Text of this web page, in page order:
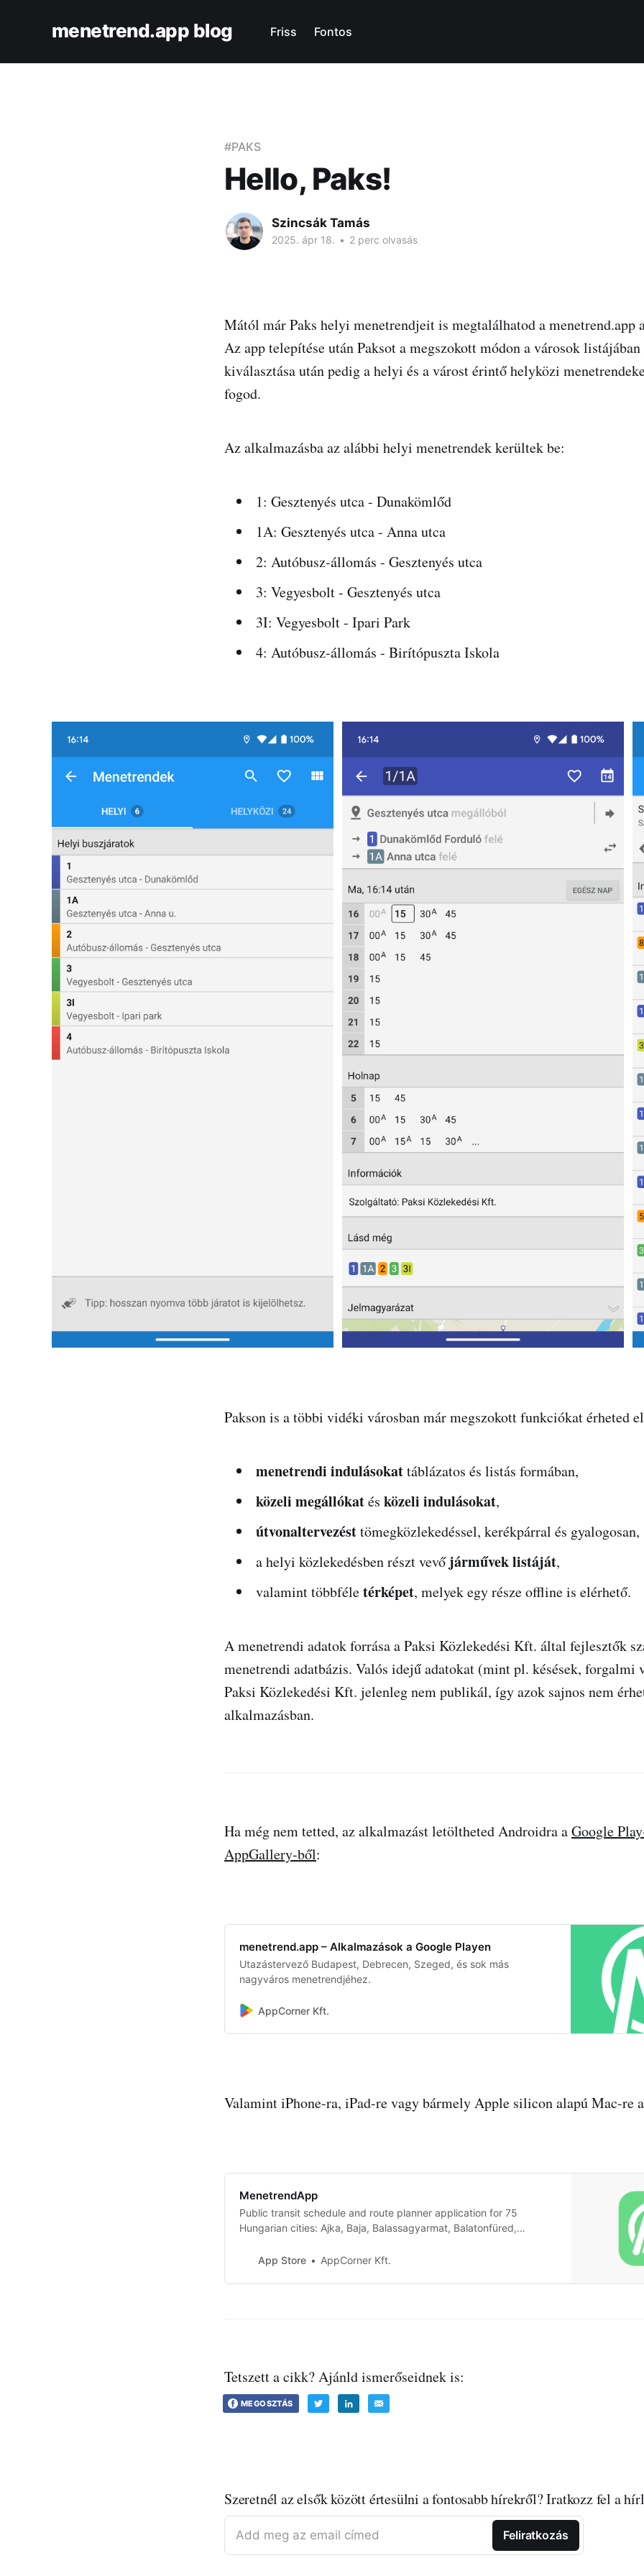
menetrend.app blog Friss Fontos
#PAKS
Hello, Paks!
Szincsák Tamás
2025. ápr 18. • 2 perc olvasás
Mától már Paks helyi menetrendjeit is megtalálhatod a menetrend.app
Az app telepítése után Paksot a megszokott módon a városok
kiválasztása után pedig a helyi és a várost érintő helyközi
fogod.
Az alkalmazásba az alábbi helyi menetrendek kerültek be:
1: Gesztenyés utca - Dunakömlőd
1A: Gesztenyés utca - Anna utca
2: Autóbusz-állomás - Gesztenyés utca
3: Vegyesbolt - Gesztenyés utca
3I: Vegyesbolt - Ipari Park
4: Autóbusz-állomás - Birítópuszta Iskola
Pakson is a többi vidéki városban már megszokott funkciókat érheted
menetrendi indulásokattáblázatos és listás formában,
közeli megállókatés közeli indulásokat,
útvonaltervezésttömegközlekedéssel, kerékpárral és gyalogosan,
a helyi közlekedésben részt vevőjárművek listáját,
valamint többféletérképet, melyek egy része offline is elérhető.
A menetrendi adatok forrása a Paksi Közlekedési Kft. által fejlesztők
menetrendi adatbázis. Valós idejű adatokat (mint pl. késések, forgalmi
Paksi Közlekedési Kft. jelenleg nem publikál, így azok sajnos nem
alkalmazásban.
Ha még nem tetted, az alkalmazást letöltheted Androidra aGoogle
AppGallery-ből:
menetrend.app – Alkalmazások a Google Playen
Utazástervező Budapest, Debrecen, Szeged, és sok más
nagyváros menetrendjéhez.
AppCorner Kft.
Valamint iPhone-ra, iPad-re vagy bármely Apple silicon alapú Mac-re
‎MenetrendApp
‎Public transit schedule and route planner application for 75
Hungarian cities: Ajka, Baja, Balassagyarmat, Balatonfüred,
Békéscsaba, Berettyóújfalu, Bonyhád, Budapest, Csongrád,
App Store AppCorner Kft.
Tetszett a cikk? Ajánld ismerőseidnek is:
MEGOSZTÁS
Szeretnél az elsők között értesülni a fontosabb hírekről? Iratkozz fel a
Add meg az email címed Feliratkozás